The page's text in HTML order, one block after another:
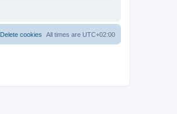
All times are UTC+02:00
Delete cookies